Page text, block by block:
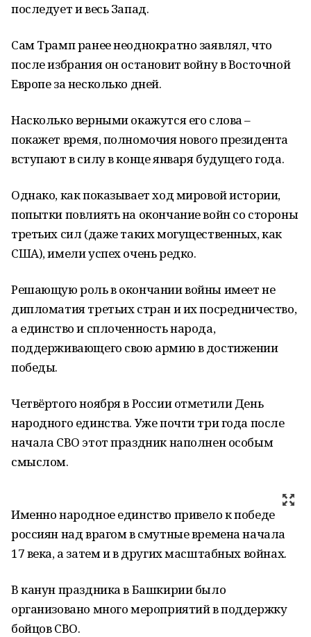
последует и весь Запад.
Сам Трамп ранее неоднократно заявлял, что
после избрания он остановит войну в Восточной
Европе за несколько дней.
Насколько верными окажутся его слова –
покажет время, полномочия нового президента
вступают в силу в конце января будущего года.
Однако, как показывает ход мировой истории,
попытки повлиять на окончание войн со стороны
третьих сил (даже таких могущественных, как
США), имели успех очень редко.
Решающую роль в окончании войны имеет не
дипломатия третьих стран и их посредничество,
а единство и сплоченность народа,
поддерживающего свою армию в достижении
победы.
Четвёртого ноября в России отметили День
народного единства. Уже почти три года после
начала СВО этот праздник наполнен особым
смыслом.
Именно народное единство привело к победе
россиян над врагом в смутные времена начала
17 века, а затем и в других масштабных войнах.
В канун праздника в Башкирии было
организовано много мероприятий в поддержку
бойцов СВО.